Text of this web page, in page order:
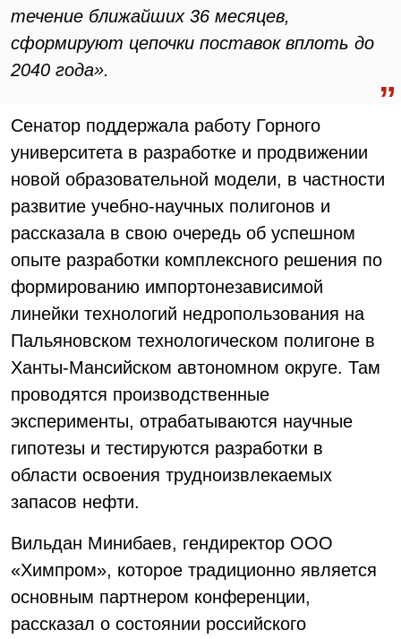
течение ближайших 36 месяцев,
сформируют цепочки поставок вплоть до
2040 года».
Сенатор поддержала работу Горного
университета в разработке и продвижении
новой образовательной модели, в частности
развитие учебно-научных полигонов и
рассказала в свою очередь об успешном
опыте разработки комплексного решения по
формированию импортонезависимой
линейки технологий недропользования на
Пальяновском технологическом полигоне в
Ханты-Мансийском автономном округе. Там
проводятся производственные
эксперименты, отрабатываются научные
гипотезы и тестируются разработки в
области освоения трудноизвлекаемых
запасов нефти.
Вильдан Минибаев, гендиректор ООО
«Химпром», которое традиционно является
основным партнером конференции,
рассказал о состоянии российского